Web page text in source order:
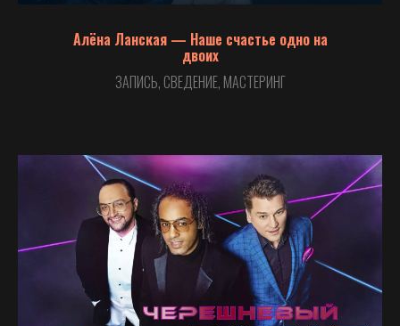
Алёна Ланская — Наше счастье одно на
двоих
ЗАПИСЬ, СВЕДЕНИЕ, МАСТЕРИНГ